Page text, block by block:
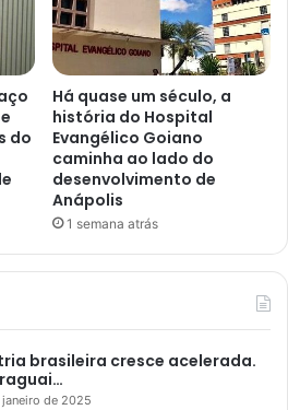
do
Há quase um século, a
história do Hospital
Evangélico Goiano
caminha ao lado do
desenvolvimento de
Anápolis
1 semana atrás
brasileira cresce acelerada.
de 2025